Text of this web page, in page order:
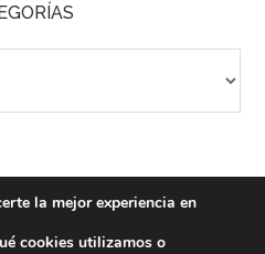
la mejor experiencia en
cookies utilizamos o